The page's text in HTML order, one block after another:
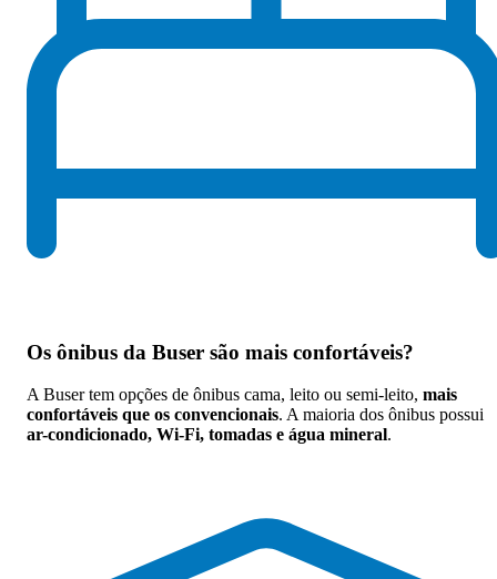
Os ônibus da Buser são mais confortáveis?
A Buser tem opções de ônibus cama, leito ou semi-leito, mais
confortáveis que os convencionais. A maioria dos ônibus possui
ar-condicionado, Wi-Fi, tomadas e água mineral.